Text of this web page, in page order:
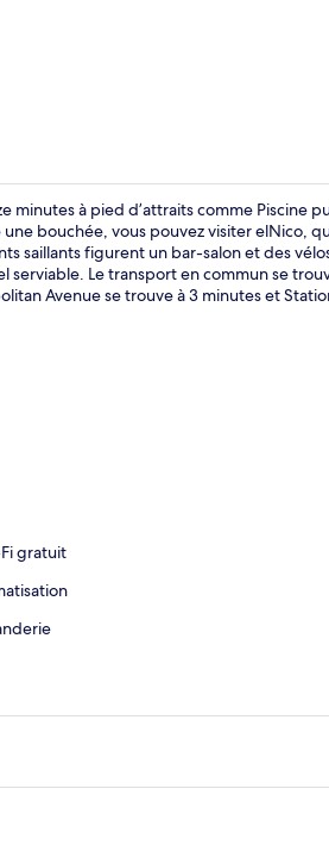
minutes à pied d’attraits comme Piscine
une bouchée, vous pouvez visiter elNico,
saillants figurent un bar-salon et des
serviable. Le transport en commun se
Avenue se trouve à 3 minutes et
gratuit